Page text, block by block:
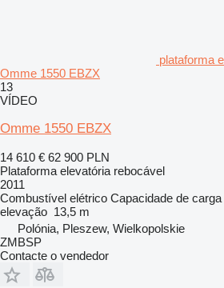
plataforma
Omme 1550 EBZX
13
VÍDEO
Omme 1550 EBZX
14 610 € 62 900 PLN
Plataforma elevatória rebocável
2011
Combustível elétrico Capacidade de carga
elevação 13,5 m
Polónia, Pleszew, Wielkopolskie
ZMBSP
Contacte o vendedor